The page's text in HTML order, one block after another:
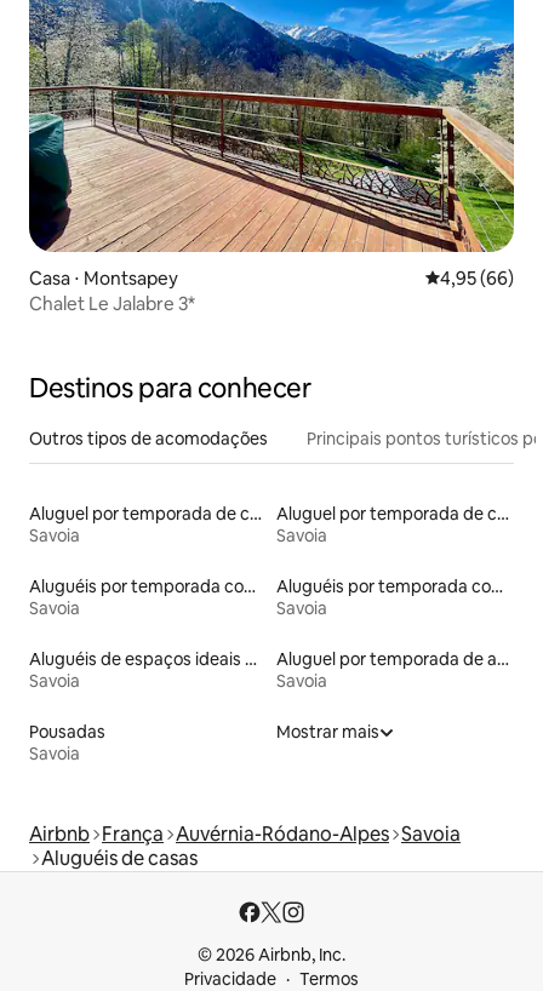
Casa ⋅ Montsapey 4,95 de uma
4,95 (66)
Chalet Le Jalabre 3*
Destinos para conhecer
Outros tipos de acomodações Principais pontos turísticos
Aluguel por temporada de casas na árvore
Savoia
Aluguel por temporada de castelos
Savoia
Aluguéis por temporada com acesso ao lago
Savoia
Aluguéis por temporada com caiaque
Savoia
Aluguéis de espaços ideais para famílias
Savoia
Aluguel por temporada de apart-hotéis
Savoia
Pousadas
Savoia
Mostrar mais
Airbnb França Auvérnia-Ródano-Alpes Savoia
Aluguéis de casas
© 2026 Airbnb, Inc.
Privacidade
Termos